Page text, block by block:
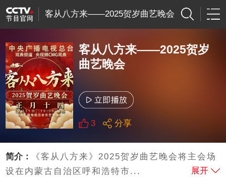
客从八方来——2025贺岁曲艺晚会
客从八方来——2025贺岁
曲艺晚会
3 分享
简介：
《客从八方来》2025贺岁曲艺晚会将主会场
设在内蒙古自治区呼和浩特市...
展开